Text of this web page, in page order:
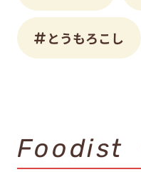
とうもろこし
Foodist